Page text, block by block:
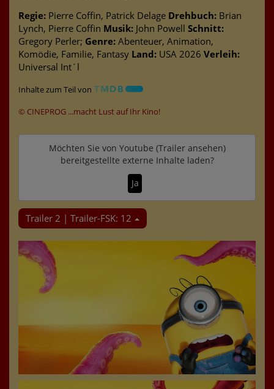
Regie: Pierre Coffin, Patrick Delage Drehbuch: Brian
Lynch, Pierre Coffin Musik: John Powell Schnitt:
Gregory Perler; Genre: Abenteuer, Animation,
Komödie, Familie, Fantasy Land: USA 2026 Verleih:
Universal Int´l
Inhalte zum Teil von
© CINEPROG ...macht Lust auf Ihr Kino!
Möchten Sie von Youtube (Trailer ansehen)
bereitgestellte externe Inhalte laden?
Ja
Trailer 2 | Trailer-FSK: 12